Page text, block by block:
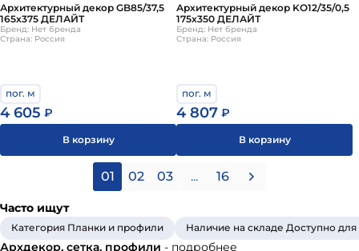
Архитектурный декор GB85/37,5
165х375 ДЕЛАЙТ
Бренд: Нет бренда
Страна: Россия
пог. м
4 605 ₽
В корзину
Архитектурный декор KO12/35/0,5
175х350 ДЕЛАЙТ
Бренд: Нет бренда
Страна: Россия
пог. м
4 807 ₽
В корзину
01 02 03 ... 16
Часто ищут
Категория Планки и профили Наличие на складе Доступно для
Архдекор, сетка, профили - подробнее